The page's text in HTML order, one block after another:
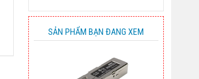
SẢN PHẨM BẠN ĐANG XEM